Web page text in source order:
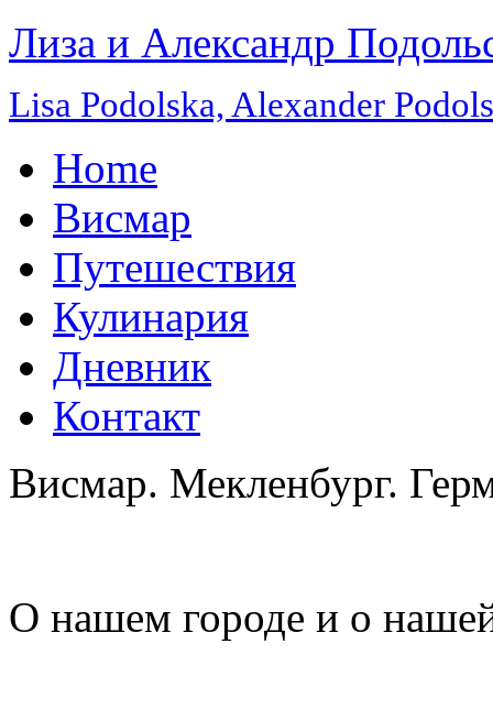
Лиза и Александр
Lisa Podolska, Alexander
Home
Висмар
Путешествия
Кулинария
Дневник
Контакт
Висмар. Мекленбург.
О нашем городе и о